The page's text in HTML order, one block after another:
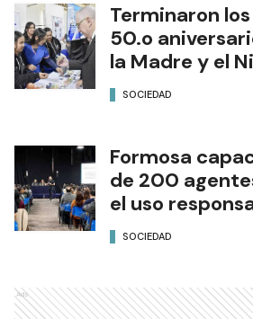
Terminaron
50.o
la Madre y el
SOCIEDAD
Formosa
de 200
el uso
SOCIEDAD
Ads